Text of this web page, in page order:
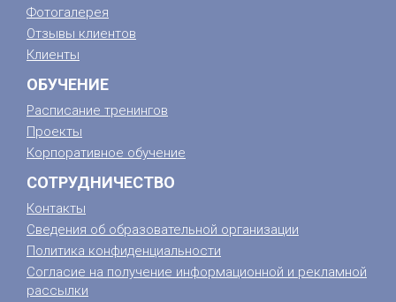
Фотогалерея
Отзывы клиентов
Клиенты
ОБУЧЕНИЕ
Расписание тренингов
Проекты
Корпоративное обучение
СОТРУДНИЧЕСТВО
Контакты
Сведения об образовательной организации
Политика конфиденциальности
Согласие на получение информационной и рекламной
рассылки